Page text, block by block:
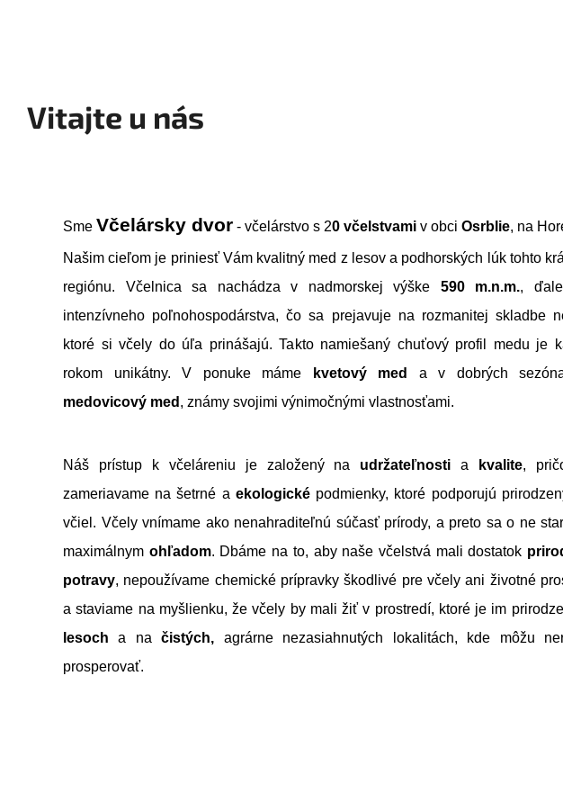
Vitajte u nás
Sme Včelársky dvor - včelárstvo s 20 včelstvami v obci Osrblie, na
Našim cieľom je priniesť Vám kvalitný med z lesov a podhorských lúk tohto
regiónu. Včelnica sa nachádza v nadmorskej výške 590 m.n.m.,
intenzívneho poľnohospodárstva, čo sa prejavuje na rozmanitej skladbe
ktoré si včely do úľa prinášajú. Takto namiešaný chuťový profil medu je
rokom unikátny. V ponuke máme
kvetový med
a v dobrých
medovicový med , známy svojimi výnimočnými vlastnosťami.
Náš prístup k včeláreniu je založený na udržateľnosti a kvalite,
zameriavame na šetrné a ekologicképodmienky, ktoré podporujú
včiel. Včely vnímame ako nenahraditeľnú súčasť prírody, a preto sa o ne
maximálnym ohľadom. Dbáme na to, aby naše včelstvá mali dostatok
potravy, nepoužívame chemické prípravky škodlivé pre včely ani životné
a staviame na myšlienku, že včely by mali žiť v prostredí, ktoré je im
lesoch a načistých, agrárne nezasiahnutých lokalitách, kde môžu
prosperovať.